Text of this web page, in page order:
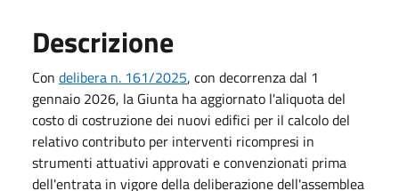
Descrizione
Con delibera n. 161/2025, con decorrenza dal 1
gennaio 2026, la Giunta ha aggiornato l'aliquota del
costo di costruzione dei nuovi edifici per il calcolo del
relativo contributo per interventi ricompresi in
strumenti attuativi approvati e convenzionati prima
dell'entrata in vigore della deliberazione dell'assemblea